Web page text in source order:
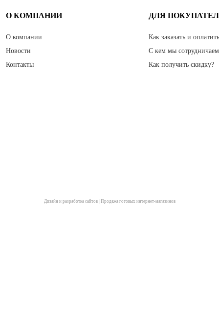
О КОМПАНИИ
О компании
Новости
Контакты
ДЛЯ
Как заказать и
С кем мы сотрудничаем
Как получить скидку?
Дизайн и разработка сайтов| Продажа готовых интернет-магазинов